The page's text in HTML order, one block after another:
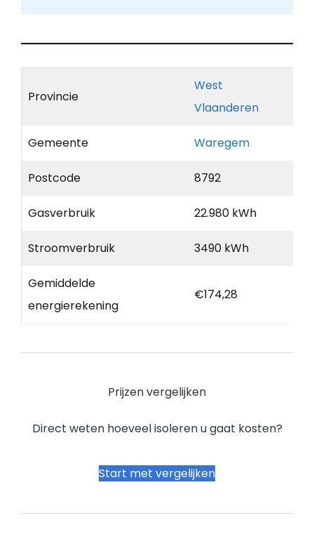
Provincie
West
Vlaanderen
Gemeente Waregem
Postcode 8792
Gasverbruik 22.980 kWh
Stroomverbruik 3490 kWh
Gemiddelde
energierekening
€174,28
Prijzen vergelijken
Direct weten hoeveel isoleren u gaat kosten?
Start met vergelijken